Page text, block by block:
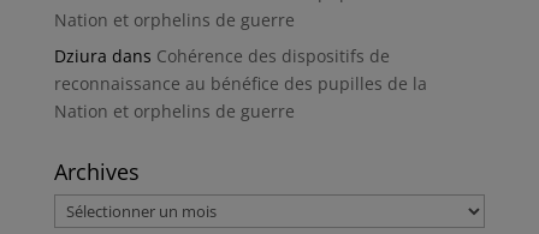
Nation et orphelins de guerre
Dziura dans Cohérence des dispositifs de
reconnaissance au bénéfice des pupilles de la
Nation et orphelins de guerre
Archives
Archives